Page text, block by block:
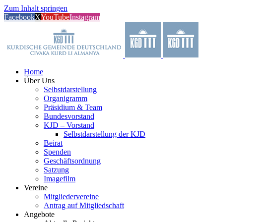
Zum Inhalt springen
FacebookXYouTubeInstagram
Home
Über Uns
Selbstdarstellung
Organigramm
Präsidium & Team
Bundesvorstand
KJD – Vorstand
Selbstdarstellung der KJD
Beirat
Spenden
Geschäftsordnung
Satzung
Imagefilm
Vereine
Mitgliedervereine
Antrag auf Mitgliedschaft
Angebote